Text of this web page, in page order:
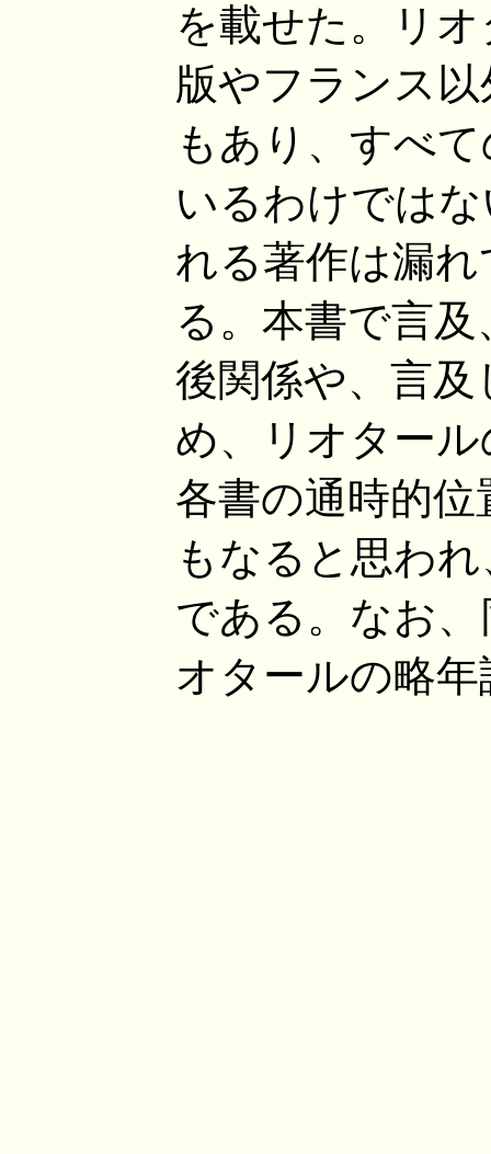
を載せた。リ
版やフランス
もあり、すべ
いるわけでは
れる著作は漏
る。本書で言
後関係や、言
め、リオター
各書の通時的
もなると思わ
である。なお
オタールの略